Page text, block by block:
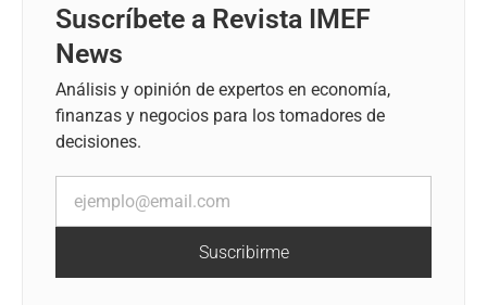
Suscríbete a Revista IMEF
News
Análisis y opinión de expertos en economía,
finanzas y negocios para los tomadores de
decisiones.
Suscribirme